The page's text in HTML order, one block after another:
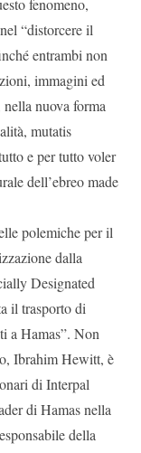
“distorcere il
entrambi non
immagini ed
nuova forma
mutatis
e per tutto voler
dell’ebreo made
polemiche per il
dalla
Designated
il trasporto di
a Hamas”. Non
Ibrahim Hewitt, è
di Interpal
di Hamas nella
della